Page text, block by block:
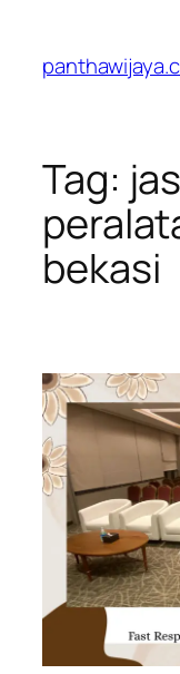
konten
Tag:
bekasi